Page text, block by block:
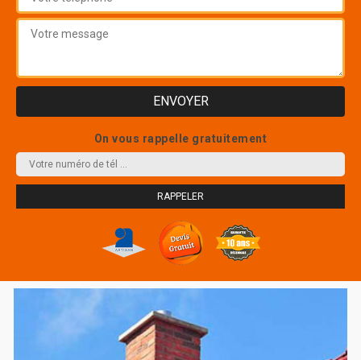
On vous rappelle gratuitement